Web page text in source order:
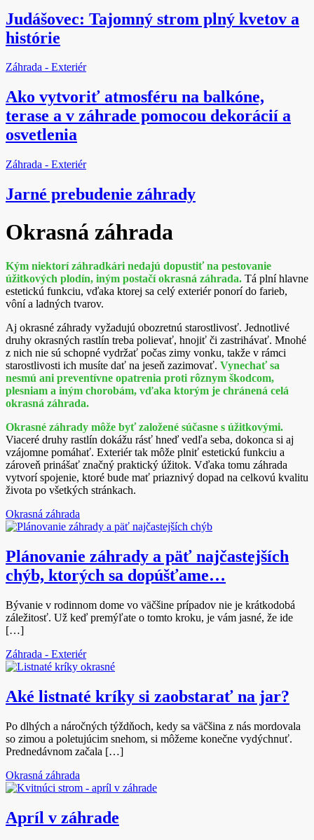
Judášovec: Tajomný strom plný kvetov a
histórie
Záhrada - Exteriér
Ako vytvoriť atmosféru na balkóne,
terase a v záhrade pomocou dekorácií a
osvetlenia
Záhrada - Exteriér
Jarné prebudenie záhrady
Okrasná záhrada
Kým niektorí záhradkári nedajú dopustiť na pestovanie
úžitkových plodín, iným postačí okrasná záhrada. Tá plní hlavne
estetickú funkciu, vďaka ktorej sa celý exteriér ponorí do farieb,
vôní a ladných tvarov.
Aj okrasné záhrady vyžadujú obozretnú starostlivosť. Jednotlivé
druhy okrasných rastlín treba polievať, hnojiť či zastrihávať. Mnohé
z nich nie sú schopné vydržať počas zimy vonku, takže v rámci
starostlivosti ich musíte dať na jeseň zazimovať. Vynechať sa
nesmú ani preventívne opatrenia proti rôznym škodcom,
plesniam a iným chorobám, vďaka ktorým je chránená celá
okrasná záhrada.
Okrasné záhrady môže byť založené súčasne s úžitkovými.
Viaceré druhy rastlín dokážu rásť hneď vedľa seba, dokonca si aj
vzájomne pomáhať. Exteriér tak môže plniť estetickú funkciu a
zároveň prinášať značný praktický úžitok. Vďaka tomu záhrada
vytvorí spojenie, ktoré bude mať priaznivý dopad na celkovú kvalitu
života po všetkých stránkach.
Okrasná záhrada
Plánovanie záhrady a päť najčastejších
chýb, ktorých sa dopúšťame…
Bývanie v rodinnom dome vo väčšine prípadov nie je krátkodobá
záležitosť. Už keď premýľate o tomto kroku, je vám jasné, že ide
[…]
Záhrada - Exteriér
Aké listnaté kríky si zaobstarať na jar?
Po dlhých a náročných týždňoch, kedy sa väčšina z nás mordovala
so zimou a poletujúcim snehom, si môžeme konečne vydýchnuť.
Prednedávnom začala […]
Okrasná záhrada
Apríl v záhrade